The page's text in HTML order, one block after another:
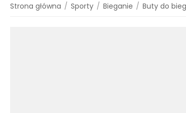
Strona główna / Sporty / Bieganie / Buty do